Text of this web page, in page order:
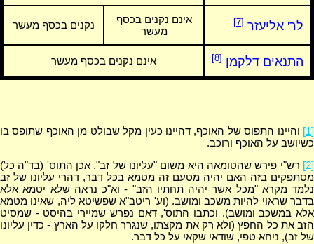
לר' אליעזר [7]
אינם נקנים בכסף
מעשר
נקנים בכסף מעשר
התנאים דלקמן [8] אינם נקנים בכסף מעשר
[1]
והיינו התפוס של האוכף, דהיינו כעין מקל שבולט מן האוכף שתופס בו
כשיושב על האוכף ורוכב.
[2]
רש"י פירש שהטומאה היא משום "עליונו של זב". אכן התוס' (בד"ה כל)
מסתפקים בזה האם יהיה מטעם זה מטמא בכל דבר, דהרי עליונו של זב
נלמד מקרא "מכל אשר יהיה תחתיו הזב" - וא"כ נראה שלא יטמא אלא
בדבר שראוי להיות משכב ומושב. (וע' ריטב"א שפשיטא ליה, שאינו מטמא
אלא במשכב ומושב). וכתבו התוס', דאם נפרש שמיירי בהיסט - שמסיט
הזב את כל החפץ (ולא רק את מקצתו, שנגרר חלקו על הארץ - כדין עליונו
של זב), ניחא טפי, שודאי שקאי על כל דבר.